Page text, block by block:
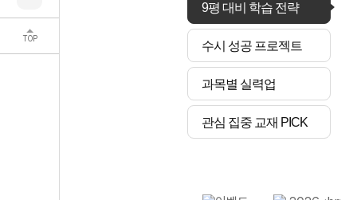
TOP
9평 대비 학습 전략
수시 성공 프로젝트
과목별 실력업
관심 집중 교재 PICK